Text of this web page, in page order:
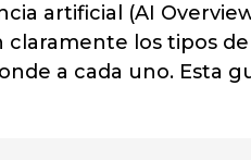
artificial (AI
claramente los tipos
a cada uno. Esta